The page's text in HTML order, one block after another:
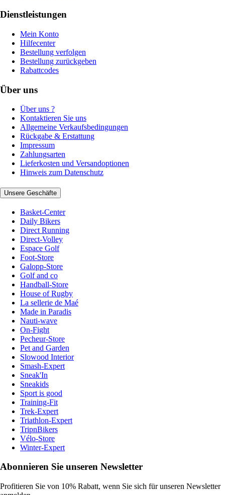
Dienstleistungen
Mein Konto
Hilfecenter
Bestellung verfolgen
Bestellung zurückgeben
Rabattcodes
Über uns
Über uns ?
Kontaktieren Sie uns
Allgemeine Verkaufsbedingungen
Rückgabe & Erstattung
Impressum
Zahlungsarten
Lieferkosten und Versandoptionen
Hinweis zum Datenschutz
Unsere Geschäfte
Basket-Center
Daily Bikers
Direct Running
Direct-Volley
Espace Golf
Foot-Store
Galopp-Store
Golf and co
Handball-Store
House of Rugby
La sellerie de Maé
Made in Paradis
Nauti-wave
On-Fight
Pecheur-Store
Pet and Garden
Slowood Interior
Smash-Expert
Sneak'In
Sneakids
Sport is good
Training-Fit
Trek-Expert
Triathlon-Expert
TripnBikers
Vélo-Store
Winter-Expert
Abonnieren Sie unseren Newsletter
Profitieren Sie von 10% Rabatt, wenn Sie sich für unseren Newsletter